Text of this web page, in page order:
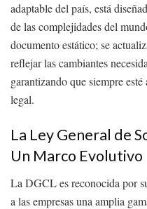
adaptable del país, está
de las complejidades del
documento estático; se
reflejar las cambiantes
garantizando que siempre
legal.
La Ley General de
Un Marco Evolutivo
La DGCL es reconocida por
a las empresas una amplia